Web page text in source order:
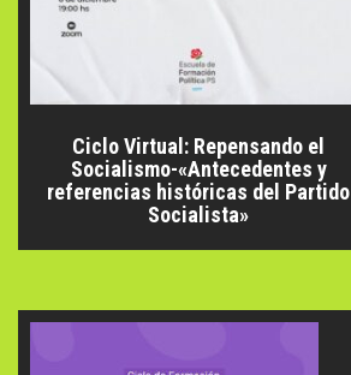
Ciclo Virtual: Repensando el
Socialismo-«Antecedentes y
referencias históricas del Partido
Socialista»